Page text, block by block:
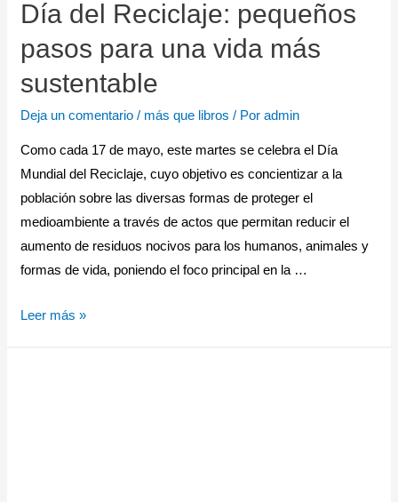
Día del Reciclaje: pequeños
pasos para una vida más
sustentable
Deja un comentario / más que libros / Poradmin
Como cada 17 de mayo, este martes se celebra el Día
Mundial del Reciclaje, cuyo objetivo es concientizar a la
población sobre las diversas formas de proteger el
medioambiente a través de actos que permitan reducir el
aumento de residuos nocivos para los humanos, animales y
formas de vida, poniendo el foco principal en la …
Leer más »